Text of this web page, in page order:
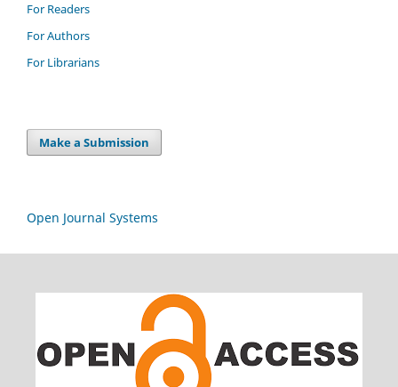
For Readers
For Authors
For Librarians
Make a Submission
Open Journal Systems